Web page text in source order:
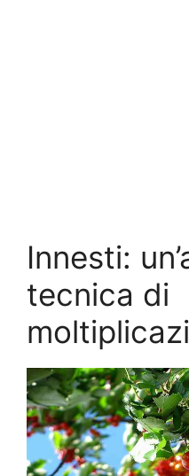
Innesti:
tecnica di